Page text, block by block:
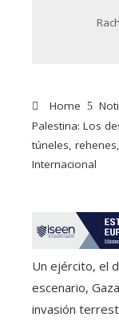
Home
Palestina: Los
túneles,
Internacional
Un ejército, el
escenario,
invasión